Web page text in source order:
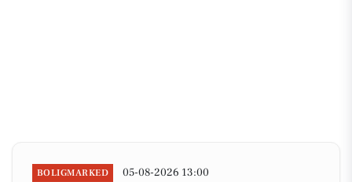
BOLIGMARKED 05-08-2026 13:00